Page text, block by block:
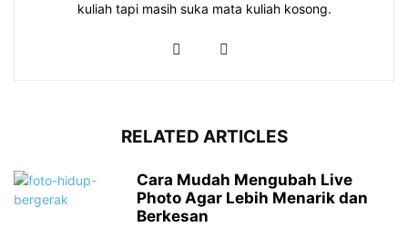
kuliah tapi masih suka mata kuliah kosong.
RELATED ARTICLES
Cara Mudah Mengubah Live
Photo Agar Lebih Menarik dan
Berkesan